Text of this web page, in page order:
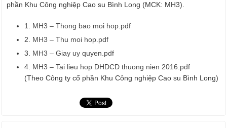
phần Khu Công nghiệp Cao su Bình Long (MCK: MH3).
1. MH3 – Thong bao moi hop.pdf
2. MH3 – Thu moi hop.pdf
3. MH3 – Giay uy quyen.pdf
4. MH3 – Tai lieu hop DHDCD thuong nien 2016.pdf
(Theo Công ty cổ phần Khu Công nghiệp Cao su Bình Long)